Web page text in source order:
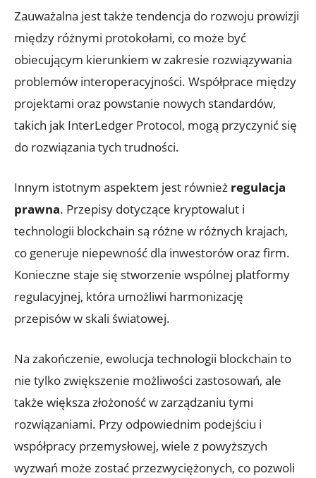
Zauważalna jest także ‍tendencja do rozwoju prowizji‍
między różnymi protokołami, ‍co może być
obiecującym kierunkiem w zakresie rozwiązywania
problemów ⁤interoperacyjności. Współprace między
projektami oraz powstanie nowych standardów,​
takich jak InterLedger Protocol, mogą przyczynić się
do​ rozwiązania tych trudności.
Innym istotnym aspektem jest również regulacja
prawna.‍ Przepisy ⁤dotyczące kryptowalut i
technologii blockchain są różne w różnych ‍krajach,
co generuje niepewność dla inwestorów‍ oraz firm.
Konieczne ⁢staje się stworzenie wspólnej platformy
regulacyjnej,​ która⁢ umożliwi harmonizację
⁤przepisów w skali światowej.
Na zakończenie, ewolucja technologii blockchain to
nie tylko zwiększenie możliwości ​zastosowań, ale
także‌ większa złożoność w zarządzaniu tymi
rozwiązaniami. ‌Przy odpowiednim podejściu i
współpracy przemysłowej, wiele z powyższych
wyzwań może zostać przezwyciężonych, co pozwoli